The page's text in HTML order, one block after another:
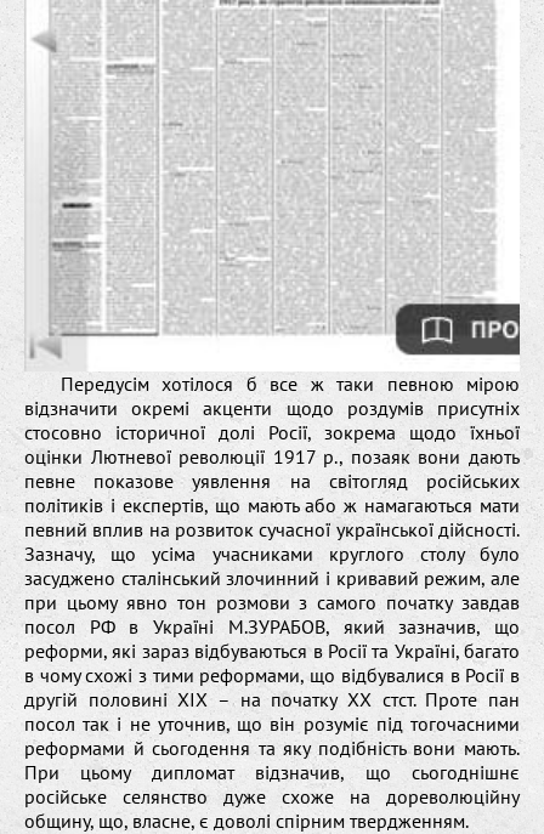
Передусім хотілося б все ж таки певною мірою
відзначити окремі акценти щодо роздумів присутніх
стосовно історичної долі Росії, зокрема щодо їхньої
оцінки Лютневої революції 1917 р., позаяк вони дають
певне показове уявлення на світогляд російських
політиків і експертів, що мають або ж намагаються мати
певний вплив на розвиток сучасної української дійсності.
Зазначу, що усіма учасниками круглого столу було
засуджено сталінський злочинний і кривавий режим, але
при цьому явно тон розмови з самого початку завдав
посол РФ в Україні М.ЗУРАБОВ, який зазначив, що
реформи, які зараз відбуваються в Росії та Україні, багато
в чому схожі з тими реформами, що відбувалися в Росії в
другій половині ХІХ – на початку ХХ стст. Проте пан
посол так і не уточнив, що він розуміє під тогочасними
реформами й сьогодення та яку подібність вони мають.
При цьому дипломат відзначив, що сьогоднішнє
російське селянство дуже схоже на дореволюційну
общину, що, власне, є доволі спірним твердженням.